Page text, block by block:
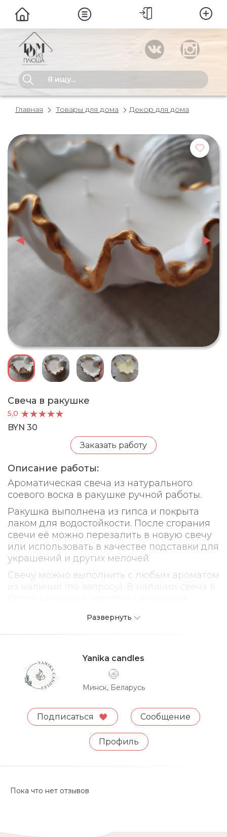
Главная Товары для дома Декор для дома
Свеча в ракушке
5,0
BYN 30
Заказать работу
Описание работы:
Ароматическая свеча из натурального
соевого воска в ракушке ручной работы.
Ракушка выполнена из гипса и покрыта
лаком для водостойкости. После сгорания
свечи её можно перезалить в новую свечу
или использовать в качестве подставки для
украшений и других мелочей.
Свечу можно выполнить с любым ароматом
из наличия (по запросу). В наличии свеча в
Развернуть
Yanika candles
Минск, Беларусь
Подписаться Сообщение
Профиль
Пока что нет отзывов